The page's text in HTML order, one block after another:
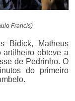
Francis)
Bidick, Matheus
artilheiro obteve a
de Pedrinho. O
do primeiro